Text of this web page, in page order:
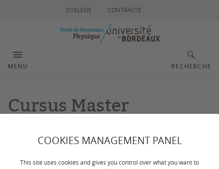
COOKIES MANAGEMENT PANEL
This site uses cookies and gives you control over what you want to
DYSLEXIE CONTRASTE
MENU RECHERCHE
Cursus Master
Physique :